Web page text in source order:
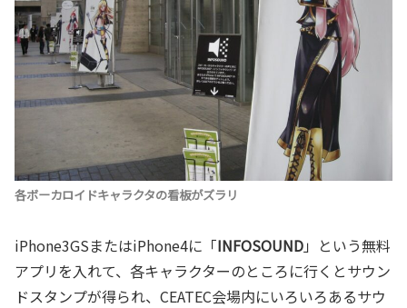
各ボーカロイドキャラクタの看板がズラリ
iPhone3GSまたはiPhone4に「INFOSOUND」という無料
アプリを入れて、各キャラクターのところに行くとサウン
ドスタンプが得られ、CEATEC会場内にいろいろあるサウ